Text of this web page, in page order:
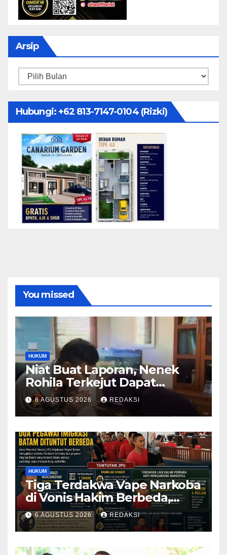
Arsip
Arsip
Hubungi: ‪+62 813-7147-0104‬ (Rizki)
You missed
HUKUM
Niat Buat Laporan, Nenek
Rohila Terkejut Dapat
Bantuan dari Kabid Propam
Kombes Pol Eddwi
6 AGUSTUS 2026 REDAKSI
HUKUM
Tiga Terdakwa Vape Narkoba
di Vonis Hakim Berbeda,
Oknum Pegawai Imigrasi
Batam Paling Ringan
6 AGUSTUS 2026 REDAKSI